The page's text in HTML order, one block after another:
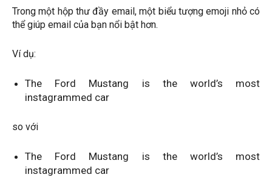
Trong một hộp thư đầy email, một biểu tượng emoji nhỏ có
thể giúp email của bạn nổi bật hơn.
Ví dụ:
The Ford Mustang is the world’s most
instagrammed car
so với
The Ford Mustang is the world’s most
instagrammed car